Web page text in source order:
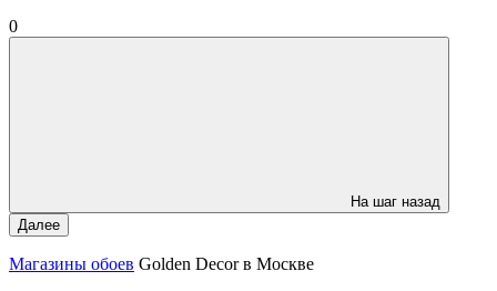
0
На шаг назад
Далее
Магазины обоев Golden Decor в Москве